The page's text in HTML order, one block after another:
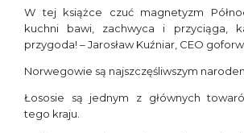
W tej książce czuć magnetyzm
kuchni bawi, zachwyca i przyciąga,
przygoda! – Jarosław Kuźniar, CEO
Norwegowie są najszczęśliwszym
Łososie są jednym z głównych
tego kraju.